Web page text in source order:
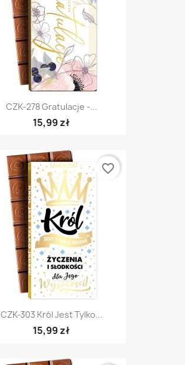
CZK-278 Gratulacje -...
15,99 zł
CZK-303 Król Jest Tylko...
15,99 zł
favorite_border